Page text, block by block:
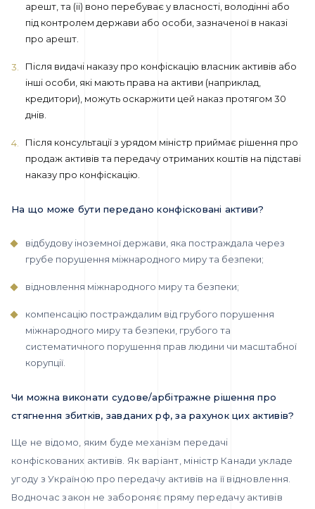
арешт, та (ii) воно перебуває у власності, володінні або
під контролем держави або особи, зазначеної в наказі
про арешт.
Після видачі наказу про конфіскацію власник активів або
інші особи, які мають права на активи (наприклад,
кредитори), можуть оскаржити цей наказ протягом 30
днів.
Після консультації з урядом міністр приймає рішення про
продаж активів та передачу отриманих коштів на підставі
наказу про конфіскацію.
На що може бути передано конфісковані активи?
відбудову іноземної держави, яка постраждала через
грубе порушення міжнародного миру та безпеки;
відновлення міжнародного миру та безпеки;
компенсацію постраждалим від грубого порушення
міжнародного миру та безпеки, грубого та
систематичного порушення прав людини чи масштабної
корупції.
Чи можна виконати судове/арбітражне рішення про
стягнення збитків, завданих рф, за рахунок цих активів?
Ще не відомо, яким буде механізм передачі
конфіскованих активів. Як варіант, міністр Канади укладе
угоду з Україною про передачу активів на її відновлення.
Водночас закон не забороняє пряму передачу активів